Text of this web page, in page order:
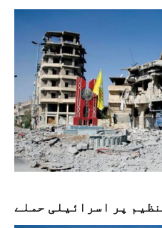
پر اسرائیلی حملے